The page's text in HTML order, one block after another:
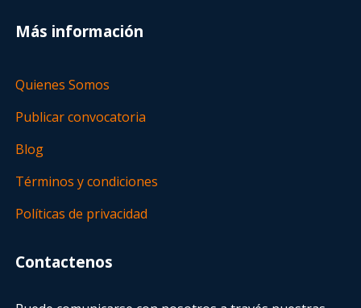
Más información
Quienes Somos
Publicar convocatoria
Blog
Términos y condiciones
Políticas de privacidad
Contactenos